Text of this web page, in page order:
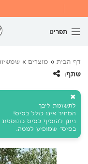
תפריט
דף הבית » מוצרים »
שתף:
✖
לתשומת ליבך
המחיר אינו כולל בסיס!
ניתן להוסיף בסיס
בסיס" שמופיע למטה.